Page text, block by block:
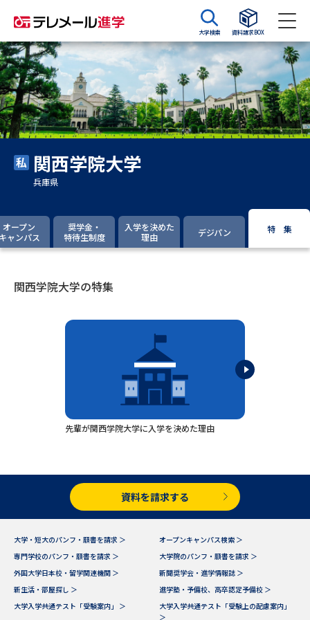
大学検索 資料請求BOX
資料請求 資料検索
大学・短大の資料種類から請求
大学パンフ
過去問題集
大学入学共通テスト「受験案
内」の請求
大学入学共通テスト「受験上の
高等学校卒業程度認定試験
幼稚園教員資格認定試験 小学校教員資格認定試験
大学研究 大学検索
大学で学べる内容や特徴を調べる
新増設大学・学部・学科特集
国際・グローバルに強い大学特
集
関西学院大学
兵庫県
オープン
ャンパス
奨学金・
特待生制度
入学を決めた
理由
デジパン 特 集
関西学院大学の特集
先輩が関西学院大学に入学を決めた理由
資料を請求する
大学・短大のパンフ・願書を請求 ＞
オープンキャンパス検索 ＞
専門学校のパンフ・願書を請求 ＞
大学院のパンフ・願書を請求 ＞
外国大学日本校・留学関連機関 ＞
新聞奨学会・進学情報誌 ＞
新生活・部屋探し ＞
進学塾・予備校、高卒認定予備校 ＞
大学入学共通テスト「受験案内」 ＞
大学入学共通テスト「受験上の配慮案内」
＞